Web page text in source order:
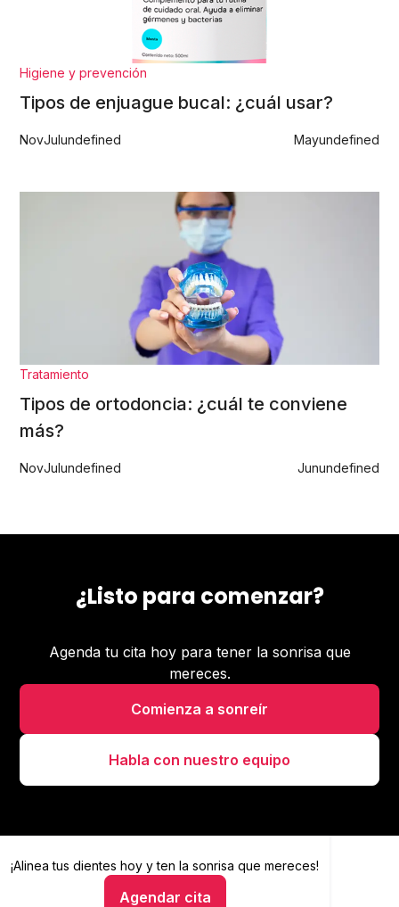
Higiene y prevención
Tipos de enjuague bucal: ¿cuál usar?
NovJulundefined Mayundefined
Tratamiento
Tipos de ortodoncia: ¿cuál te conviene
más?
NovJulundefined Junundefined
¿Listo para comenzar?
Agenda tu cita hoy para tener la sonrisa que
mereces.
Comienza a sonreír
Habla con nuestro equipo
¡Alinea tus dientes hoy yten la sonrisa que mereces!
Agendar cita
Alinea tus dientes hoy y ten la sonrisa que mereces
Hablar con un asesor